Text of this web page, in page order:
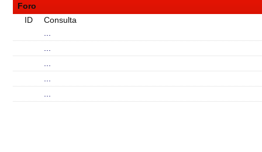
Foro
ID
Consulta